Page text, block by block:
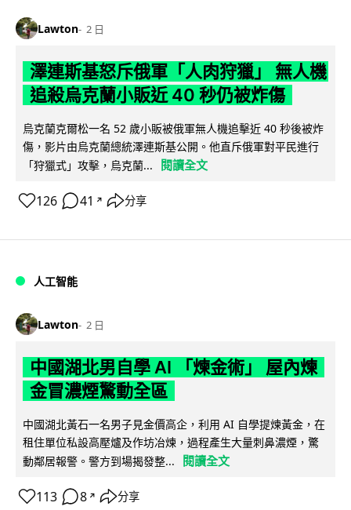
Lawton 2 日
澤連斯基怒斥俄軍「人肉狩獵」 無人機
追殺烏克蘭小販近 40 秒仍被炸傷
烏克蘭克爾松一名 52 歲小販被俄軍無人機追擊近 40 秒後被炸
傷，影片由烏克蘭總統澤連斯基公開。他直斥俄軍對平民進行
「狩獵式」攻擊，烏克蘭...
閱讀全文
126 41 ↗ 分享
人工智能
Lawton 2 日
中國湖北男自學 AI 「煉金術」 屋內煉
金冒濃煙驚動全區
中國湖北黃石一名男子見金價高企，利用 AI 自學提煉黃金，在
租住單位私設高壓爐及作坊冶煉，過程產生大量刺鼻濃煙，驚
動鄰居報警。警方到場揭發整...
閱讀全文
113 8 ↗ 分享